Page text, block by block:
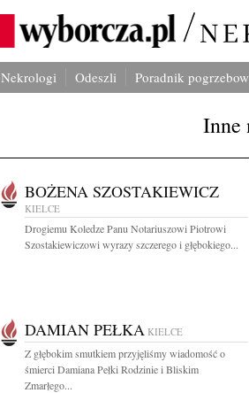
Nekrologi Odeszli Poradnik
Inne
BOŻENA SZOSTAKIEWICZ
KIELCE
Drogiemu Koledze Panu Notariuszowi Piotrowi
Szostakiewiczowi wyrazy szczerego i głębokiego...
DAMIAN PEŁKA KIELCE
Z głębokim smutkiem przyjęliśmy wiadomość o
śmierci Damiana Pełki Rodzinie i Bliskim
Zmarłego...